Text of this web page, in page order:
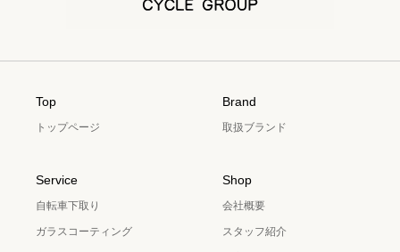
Top
トップページ
Brand
取扱ブランド
Service
自転車下取り
ガラスコーティング
Shop
会社概要
スタッフ紹介